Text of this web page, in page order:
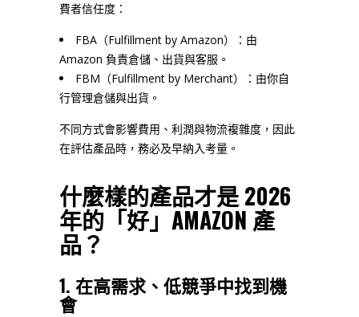
費者信任度：
FBA（Fulfillment by Amazon）：由
Amazon 負責倉儲、出貨與客服。
FBM（Fulfillment by Merchant）：由你自
行管理倉儲與出貨。
不同方式會影響費用、利潤與物流複雜度，因此
在評估產品時，務必及早納入考量。
什麼樣的產品才是 2026
年的「好」AMAZON 產
品？
1. 在高需求、低競爭中找到機
會